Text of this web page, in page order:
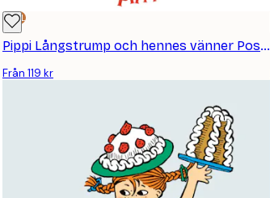
DEAL
Pippi Långstrump och hennes vänner Poster
Från 119 kr